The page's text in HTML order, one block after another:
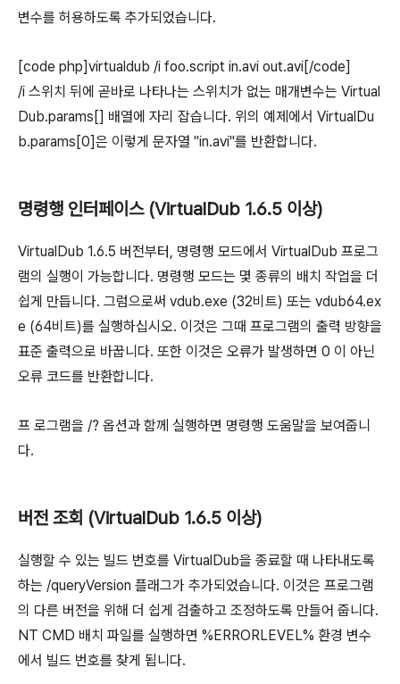
변수를 허용하도록 추가되었습니다.
[code php]virtualdub /i foo.script in.avi out.avi[/code]
/i 스위치 뒤에 곧바로 나타나는 스위치가 없는 매개변수는 Virtual
Dub.params[] 배열에 자리 잡습니다. 위의 예제에서 VirtualDu
b.params[0]은 이렇게 문자열 "in.avi"를 반환합니다.
명령행 인터페이스 (VirtualDub 1.6.5 이상)
VirtualDub 1.6.5 버전부터, 명령행 모드에서 VirtualDub 프로그
램의 실행이 가능합니다. 명령행 모드는 몇 종류의 배치 작업을 더
쉽게 만듭니다. 그럼으로써 vdub.exe (32비트) 또는 vdub64.ex
e (64비트)를 실행하십시오. 이것은 그때 프로그램의 출력 방향을
표준 출력으로 바꿉니다. 또한 이것은 오류가 발생하면 0 이 아닌
오류 코드를 반환합니다.
프 로그램을 /? 옵션과 함께 실행하면 명령행 도움말을 보여줍니
다.
버전 조회 (VirtualDub 1.6.5 이상)
실행할 수 있는 빌드 번호를 VirtualDub을 종료할 때 나타내도록
하는 /queryVersion 플래그가 추가되었습니다. 이것은 프로그램
의 다른 버전을 위해 더 쉽게 검출하고 조정하도록 만들어 줍니다.
NT CMD 배치 파일를 실행하면 %ERRORLEVEL% 환경 변수
에서 빌드 번호를 찾게 됩니다.